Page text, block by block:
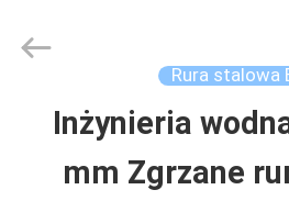
DOMU
Trade
Rura stalowa
Inżynieria
mm Zgrzane